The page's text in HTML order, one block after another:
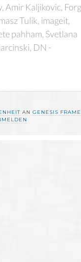
Amir Kaljikovic,
Tulik, imageit,
pahham, Svetlana
DN -
AN GENESIS